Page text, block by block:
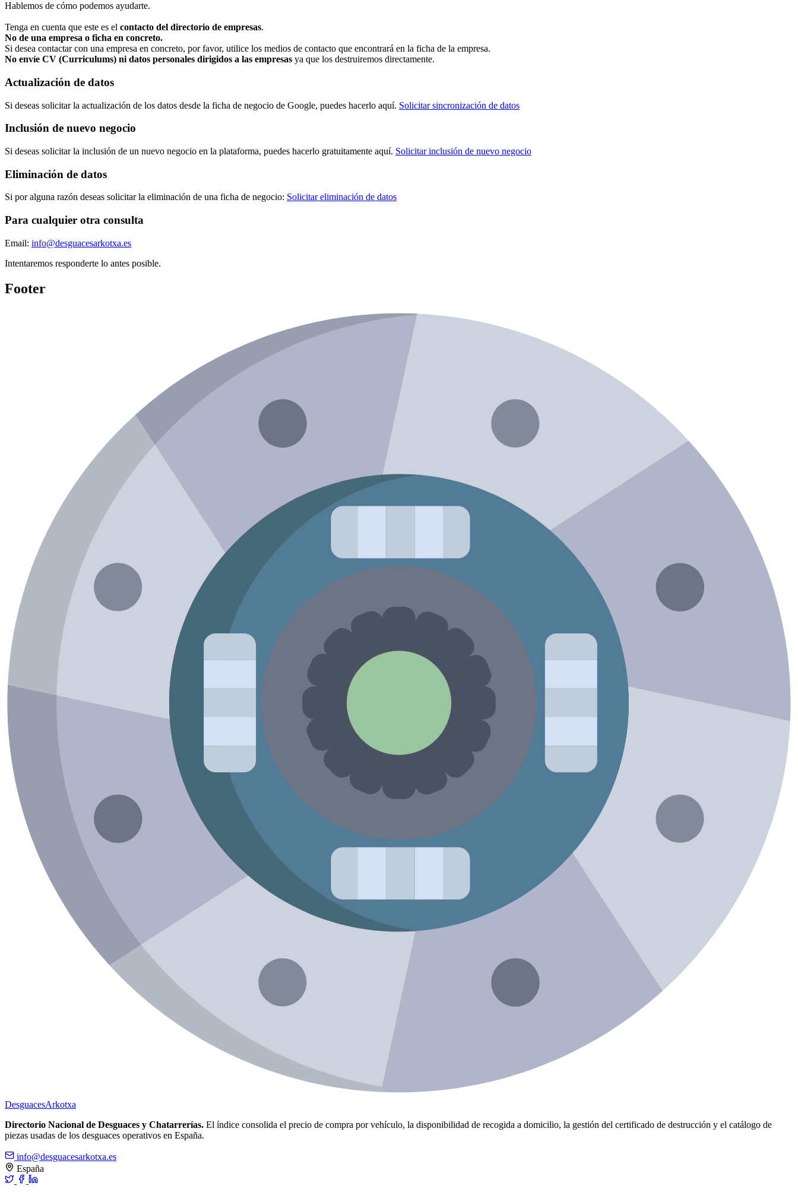
Hablemos de cómo podemos ayudarte.
Tenga en cuenta que este es el contacto del directorio de empresas.
No de una empresa o ficha en concreto.
Si desea contactar con una empresa en concreto, por favor, utilice los medios de contacto que encontrará en la ficha de la empresa.
No envíe CV (Curriculums) ni datos personales dirigidos a las empresas ya que los destruiremos directamente.
Actualización de datos
Si deseas solicitar la actualización de los datos desde la ficha de negocio de Google, puedes hacerlo aquí. Solicitar sincronización de datos
Inclusión de nuevo negocio
Si deseas solicitar la inclusión de un nuevo negocio en la plataforma, puedes hacerlo gratuitamente aquí. Solicitar inclusión de nuevo negocio
Eliminación de datos
Si por alguna razón deseas solicitar la eliminación de una ficha de negocio: Solicitar eliminación de datos
Para cualquier otra consulta
Email: info@desguacesarkotxa.es
Intentaremos responderte lo antes posible.
Footer
DesguacesArkotxa
Directorio Nacional de Desguaces y Chatarrerías. El índice consolida el precio de compra por vehículo, la disponibilidad de recogida a domicilio, la gestión del certificado de destrucción y el catálogo de
piezas usadas de los desguaces operativos en España.
info@desguacesarkotxa.es
España